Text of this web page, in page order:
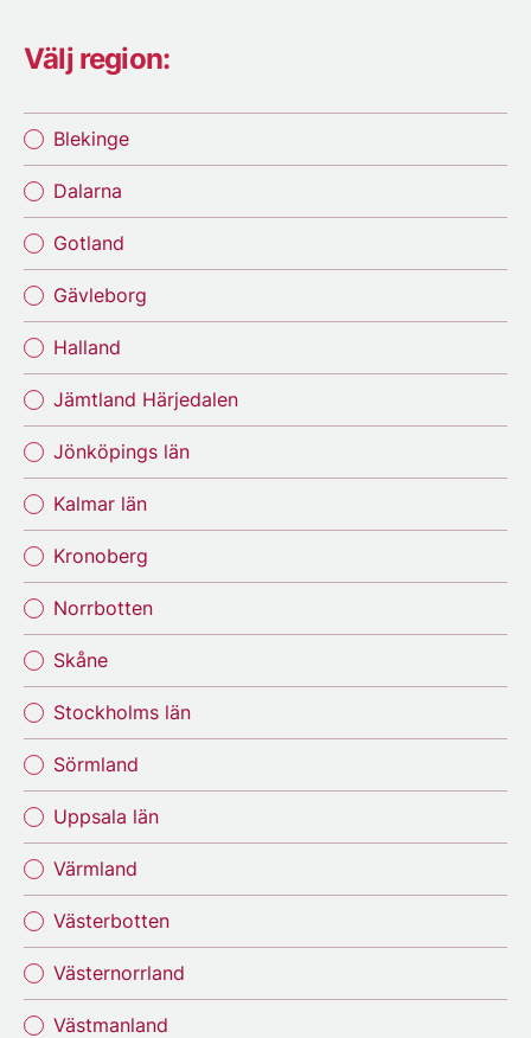
Välj region:
Blekinge
Dalarna
Gotland
Gävleborg
Halland
Jämtland Härjedalen
Jönköpings län
Kalmar län
Kronoberg
Norrbotten
Skåne
Stockholms län
Sörmland
Uppsala län
Värmland
Västerbotten
Västernorrland
Västmanland